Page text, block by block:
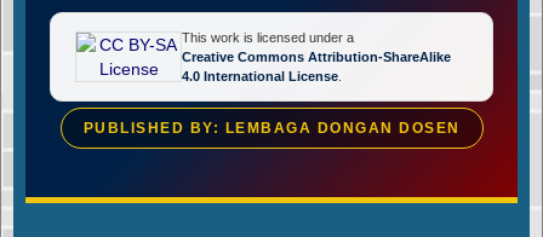
This work is licensed under a
Creative Commons Attribution-ShareAlike
4.0 International License
PUBLISHED BY: LEMBAGA DONGAN DOSEN